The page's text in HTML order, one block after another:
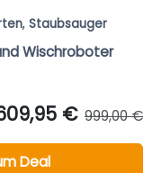
, Staubsauger
Wischroboter
€ 999,00 €
Deal